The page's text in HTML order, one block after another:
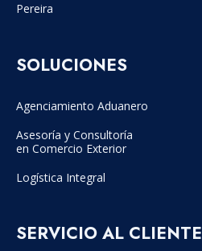
Pereira
SOLUCIONES
Agenciamiento Aduanero
Asesoría y Consultoría
en Comercio Exterior
Logística Integral
SERVICIO AL CLIENTE